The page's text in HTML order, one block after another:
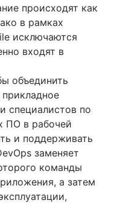
происходят как
в рамках
исключаются
входят в
объединить
специалистов по
ПО в рабочей
и поддерживать
заменяет
команды
а затем